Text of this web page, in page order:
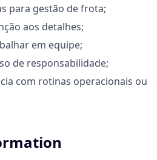
para gestão de frota;
aos detalhes;
em equipe;
de responsabilidade;
com rotinas operacionais ou